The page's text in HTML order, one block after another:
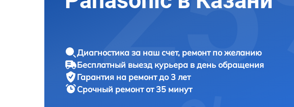
Диагностика за наш счет, ремонт по желанию
Бесплатный выезд курьера в день обращения
Гарантия на ремонт до 3 лет
Срочный ремонт от 35 минут